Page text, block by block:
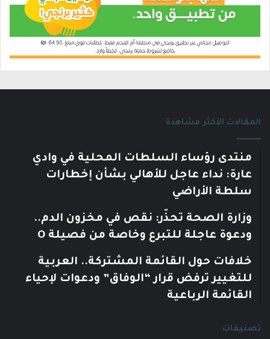
المقالات الأكثر مشاهدة
منتدى رؤساء السلطات المحلية في وادي
عارة: نداء عاجل للأهالي بشأن إخطارات
سلطة الأراضي
وزارة الصحة تحذّر: نقص في مخزون الدم..
ودعوة عاجلة للتبرع وخاصة من فصيلة O
خلافات حول القائمة المشتركة.. العربية
للتغيير ترفض قرار “الوفاق” ودعوات لإحياء
القائمة الرباعية
تصنيفات